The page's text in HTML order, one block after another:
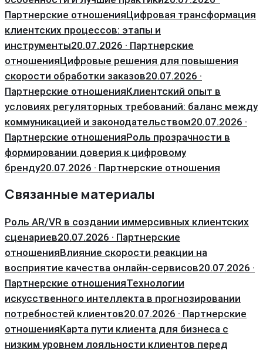
Партнерские отношенияЦифровая трансформация
клиентских процессов: этапы и
инструменты20.07.2026 · Партнерские
отношенияЦифровые решения для повышения
скорости обработки заказов20.07.2026 ·
Партнерские отношенияКлиентский опыт в
условиях регуляторных требований: баланс между
коммуникацией и законодательством20.07.2026 ·
Партнерские отношенияРоль прозрачности в
формировании доверия к цифровому
бренду20.07.2026 · Партнерские отношения
Связанные материалы
Роль AR/VR в создании иммерсивных клиентских
сценариев20.07.2026 · Партнерские
отношенияВлияние скорости реакции на
восприятие качества онлайн-сервисов20.07.2026 ·
Партнерские отношенияТехнологии
искусственного интеллекта в прогнозировании
потребностей клиентов20.07.2026 · Партнерские
отношенияКарта пути клиента для бизнеса с
низким уровнем лояльности клиентов перед